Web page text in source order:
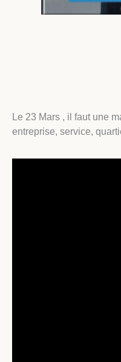
Le 23 Mars , il faut une
entreprise, service,